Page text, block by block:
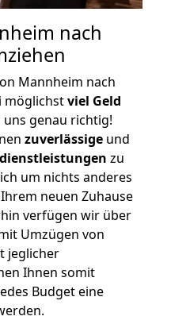
nach
Mannheim nach
möglichstviel Geld
uns genau richtig!
zuverlässige und
zu
um nichts anderes
neuen Zuhause
verfügen wir über
Umzügen von
jeglicher
Ihnen somit
Budget eine